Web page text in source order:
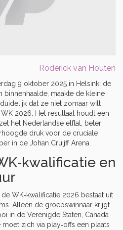
Roderick van Houten
9 oktober 2025 in Helsinki de
binnenhaalde, maakte de kleine
dat ze niet zomaar wilt
2026. Het resultaat houdt een
het Nederlandse elftal, beter
druk voor de cruciale
in de Johan Cruijff Arena
en
WK‑kwalificatie 2026 bestaat uit
Alleen de groepswinnaar krijgt
in de Verenigde Staten, Canada
zich via play‑offs een plaats